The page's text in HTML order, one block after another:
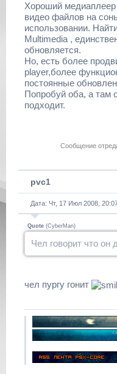
Хороший
видео файлов на
использовании.
Multimedia ,
обновляется.
Но, есть более
player,более
постоянные
Попробуй оба, а там
подходит.
Сообщение
pvc1
Дата: Чт, 17 Июл 2008,
Quote (CyberMan)
Чел говорит что он
чел пургу гонит